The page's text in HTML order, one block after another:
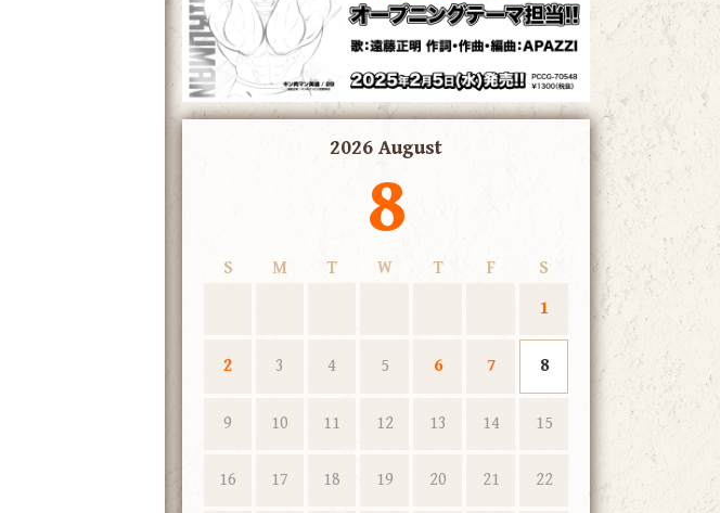
2026 August
8
S M T W T F
S
1
2 3 4 5 6 7 8
9 10 11 12 13 14 15
16 17 18 19 20 21 22